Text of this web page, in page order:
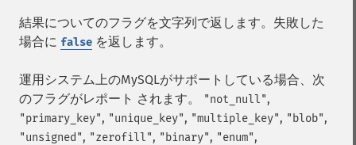
結果についてのフラグを文字列で返します。失敗した
場合に false を返します。
運用システム上のMySQLがサポートしている場合、次
のフラグがレポート されます。
"not_null",
"primary_key", "unique_key", "multiple_key", "blob",
"unsigned", "zerofill", "binary", "enum",